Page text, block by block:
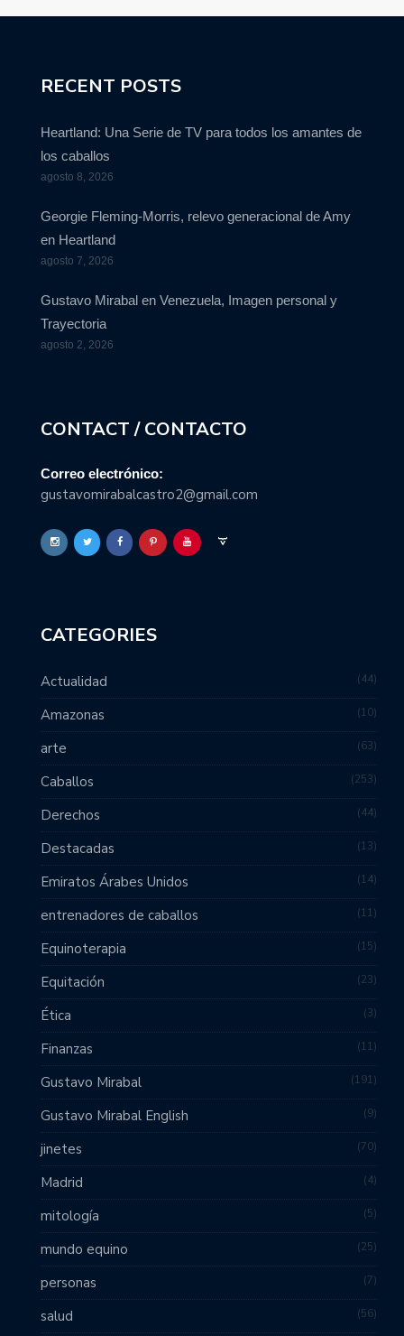
RECENT POSTS
Heartland: Una Serie de TV para todos los amantes de
los caballos
agosto 8, 2026
Georgie Fleming-Morris, relevo generacional de Amy
en Heartland
agosto 7, 2026
Gustavo Mirabal en Venezuela, Imagen personal y
Trayectoria
agosto 2, 2026
CONTACT / CONTACTO
Correo electrónico:
gustavomirabalcastro2@gmail.com
CATEGORIES
Actualidad 44
Amazonas 10
arte 63
Caballos 253
Derechos 44
Destacadas 13
Emiratos Árabes Unidos 14
entrenadores de caballos 11
Equinoterapia 15
Equitación 23
Ética 3
Finanzas 11
Gustavo Mirabal 191
Gustavo Mirabal English 9
jinetes 70
Madrid 4
mitología 5
mundo equino 25
personas 7
salud 56